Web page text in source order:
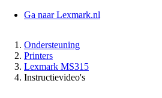
Ga naar Lexmark.nl
Ondersteuning
Printers
Lexmark MS315
Instructievideo's